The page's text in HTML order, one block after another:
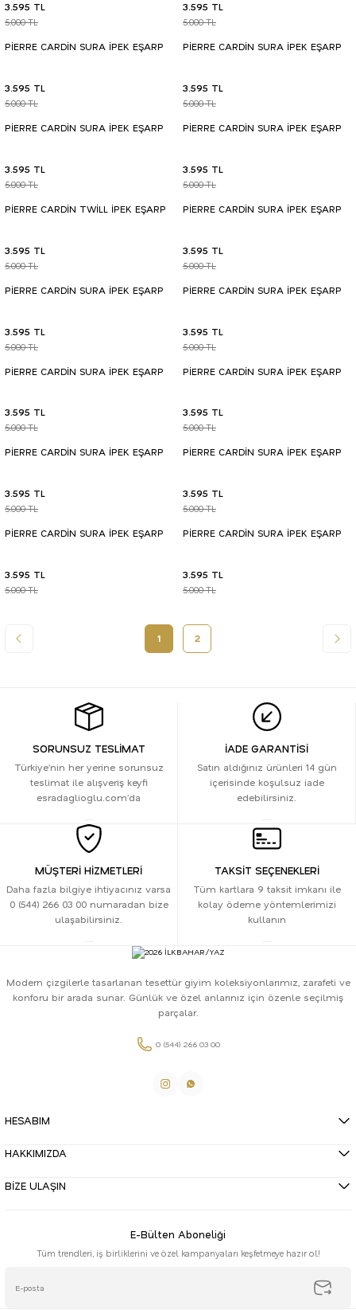
3.595 TL
5.000 TL
3.595 TL
5.000 TL
PİERRE CARDİN SURA İPEK EŞARP
3.595 TL
5.000 TL
PİERRE CARDİN SURA İPEK EŞARP
3.595 TL
5.000 TL
PİERRE CARDİN SURA İPEK EŞARP
3.595 TL
5.000 TL
PİERRE CARDİN SURA İPEK EŞARP
3.595 TL
5.000 TL
PİERRE CARDİN TWİLL İPEK EŞARP
3.595 TL
5.000 TL
PİERRE CARDİN SURA İPEK EŞARP
3.595 TL
5.000 TL
PİERRE CARDİN SURA İPEK EŞARP
3.595 TL
5.000 TL
PİERRE CARDİN SURA İPEK EŞARP
3.595 TL
5.000 TL
PİERRE CARDİN SURA İPEK EŞARP
3.595 TL
5.000 TL
PİERRE CARDİN SURA İPEK EŞARP
3.595 TL
5.000 TL
PİERRE CARDİN SURA İPEK EŞARP
3.595 TL
5.000 TL
PİERRE CARDİN SURA İPEK EŞARP
3.595 TL
5.000 TL
PİERRE CARDİN SURA İPEK EŞARP
3.595 TL
5.000 TL
PİERRE CARDİN SURA İPEK EŞARP
3.595 TL
5.000 TL
1 2
SORUNSUZ TESLİMAT
Türkiye’nin her yerine sorunsuz
teslimat ile alışveriş keyfi
esradaglioglu.com’da
İADE GARANTİSİ
Satın aldığınız ürünleri 14 gün
içerisinde koşulsuz iade
edebilirsiniz.
MÜŞTERİ HİZMETLERİ
Daha fazla bilgiye ihtiyacınız varsa
0 (544) 266 03 00 numaradan bize
ulaşabilirsiniz.
TAKSİT SEÇENEKLERİ
Tüm kartlara 9 taksit imkanı ile
kolay ödeme yöntemlerimizi
kullanın
Modern çizgilerle tasarlanan tesettür giyim koleksiyonlarımız, zarafeti ve
konforu bir arada sunar. Günlük ve özel anlarınız için özenle seçilmiş
parçalar.
0 (544) 266 03 00
HESABIM
HAKKIMIZDA
BİZE ULAŞIN
E-Bülten Aboneliği
Tüm trendleri, iş birliklerini ve özel kampanyaları keşfetmeye hazır ol!